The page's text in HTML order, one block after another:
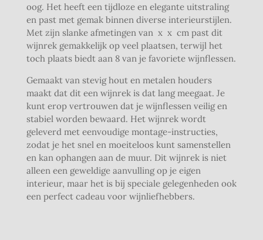
oog. Het heeft een tijdloze en elegante uitstraling
en past met gemak binnen diverse interieurstijlen.
Met zijn slanke afmetingen van x x cm past dit
wijnrek gemakkelijk op veel plaatsen, terwijl het
toch plaats biedt aan 8 van je favoriete wijnflessen.
Gemaakt van stevig hout en metalen houders
maakt dat dit een wijnrek is dat lang meegaat. Je
kunt erop vertrouwen dat je wijnflessen veilig en
stabiel worden bewaard. Het wijnrek wordt
geleverd met eenvoudige montage-instructies,
zodat je het snel en moeiteloos kunt samenstellen
en kan ophangen aan de muur. Dit wijnrek is niet
alleen een geweldige aanvulling op je eigen
interieur, maar het is bij speciale gelegenheden ook
een perfect cadeau voor wijnliefhebbers.